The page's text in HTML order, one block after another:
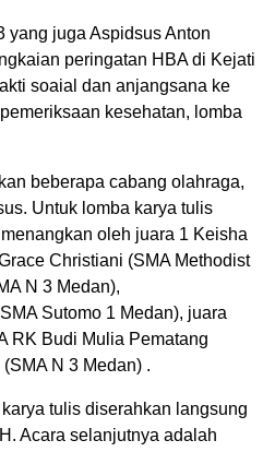
yang juga Aspidsus Anton
peringatan HBA di Kejati
soaial dan anjangsana ke
kesehatan, lomba
beberapa cabang olahraga,
Untuk lomba karya tulis
oleh juara 1 Keisha
Christiani (SMA Methodist
N 3 Medan),
Sutomo 1 Medan), juara
RK Budi Mulia Pematang
N 3 Medan) .
tulis diserahkan langsung
Acara selanjutnya adalah